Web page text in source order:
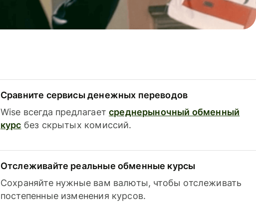
Сравните сервисы денежных переводов
Wise всегда предлагаетсреднерыночный обменный
курс без скрытых комиссий.
Отслеживайте реальные обменные курсы
Сохраняйте нужные вам валюты, чтобы отслеживать
постепенные изменения курсов.